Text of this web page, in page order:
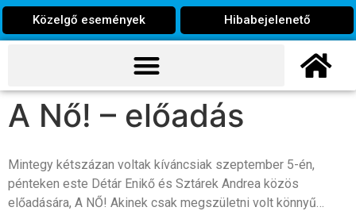
Közelgő események Hibabejelenető
A Nő! – előadás
Mintegy kétszázan voltak kíváncsiak szeptember 5-én,
pénteken este Détár Enikő és Sztárek Andrea közös
előadására, A NŐ! Akinek csak megszületni volt könnyű…